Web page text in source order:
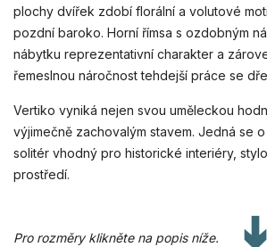
plochy dvířek zdobí florální a volutové
pozdní baroko. Horní římsa s ozdobným
nábytku reprezentativní charakter a
řemeslnou náročnost tehdejší práce se
Vertiko vyniká nejen svou uměleckou
výjimečně zachovalým stavem. Jedná se
solitér vhodný pro historické interiéry,
prostředí.
Pro rozměry klikněte na popis níže.